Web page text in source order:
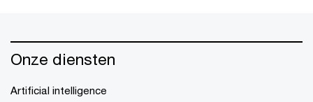
Onze diensten
Artificial intelligence